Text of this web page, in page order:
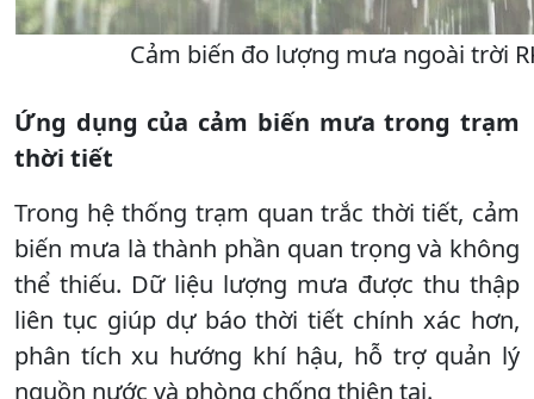
Cảm biến đo lượng mưa ngoài trời
Ứng dụng của cảm biến mưa trong trạm
thời tiết
Trong hệ thống trạm quan trắc thời tiết, cảm
biến mưa là thành phần quan trọng và không
thể thiếu. Dữ liệu lượng mưa được thu thập
liên tục giúp dự báo thời tiết chính xác hơn,
phân tích xu hướng khí hậu, hỗ trợ quản lý
nguồn nước và phòng chống thiên tai.